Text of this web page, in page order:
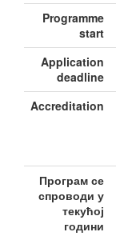
Programme
start
Application
deadline
Accreditation
Програм се
спроводи у
текућој
години